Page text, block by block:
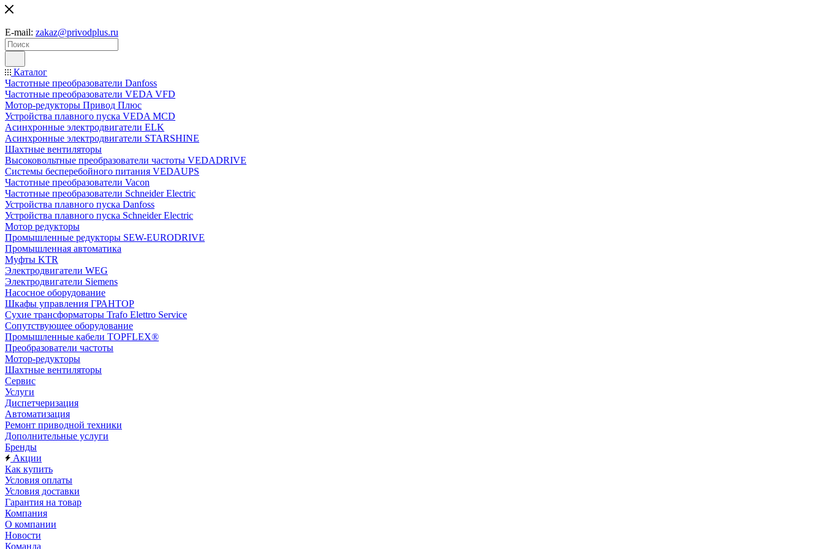
E-mail: zakaz@privodplus.ru
Каталог
Частотные преобразователи Danfoss
Частотные преобразователи VEDA VFD
Мотор-редукторы Привод Плюс
Устройства плавного пуска VEDA MCD
Асинхронные электродвигатели ELK
Асинхронные электродвигатели STARSHINE
Шахтные вентиляторы
Высоковольтные преобразователи частоты VEDADRIVE
Системы бесперебойного питания VEDAUPS
Частотные преобразователи Vacon
Частотные преобразователи Schneider Electric
Устройства плавного пуска Danfoss
Устройства плавного пуска Schneider Electric
Мотор редукторы
Промышленные редукторы SEW-EURODRIVE
Промышленная автоматика
Муфты KTR
Электродвигатели WEG
Электродвигатели Siemens
Насосное оборудование
Шкафы управления ГРАНТОР
Сухие трансформаторы Trafo Elettro Service
Сопутствующее оборудование
Промышленные кабели TOPFLEX®
Преобразователи частоты
Мотор-редукторы
Шахтные вентиляторы
Сервис
Услуги
Диспетчеризация
Автоматизация
Ремонт приводной техники
Дополнительные услуги
Бренды
Акции
Как купить
Условия оплаты
Условия доставки
Гарантия на товар
Компания
О компании
Новости
Команда